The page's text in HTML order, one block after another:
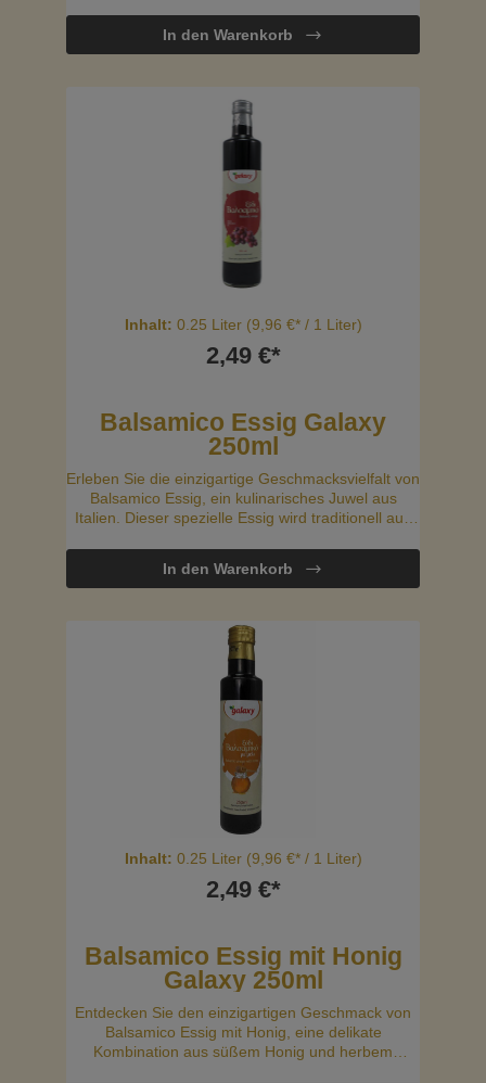
ist eine reichhaltige und vielseitige Sauce, die Ihre
In den Warenkorb
Inhalt: 0.25 Liter (9,96 €* / 1 Liter)
2,49 €*
Balsamico Essig Galaxy
250ml
Erleben Sie die einzigartige Geschmacksvielfalt von
Balsamico Essig, ein kulinarisches Juwel aus
Italien. Dieser spezielle Essig wird traditionell aus
dunkler, süßer und intensiver Essig, der in der
In den Warenkorb
Inhalt: 0.25 Liter (9,96 €* / 1 Liter)
2,49 €*
Balsamico Essig mit Honig
Galaxy 250ml
Entdecken Sie den einzigartigen Geschmack von
Balsamico Essig mit Honig, eine delikate
Kombination aus süßem Honig und herbem